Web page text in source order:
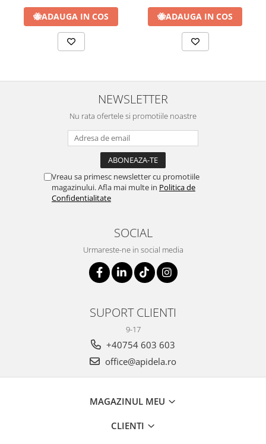
🐝ADAUGA IN COS 🐝ADAUGA IN COS
NEWSLETTER
Nu rata ofertele si promotiile noastre
Vreau sa primesc newsletter cu promotiile
magazinului. Afla mai multe in Politica de
Confidentialitate
SOCIAL
Urmareste-ne in social media
SUPORT CLIENTI
9-17
+40754 603 603
office@apidela.ro
MAGAZINUL MEU
CLIENTI